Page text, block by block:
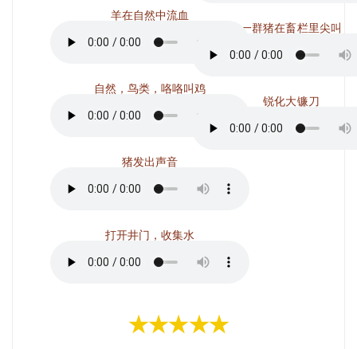
羊在自然中流血
自然，鸟类，咯咯叫鸡
猪发出声音
打开井门，收集水
一群猪在畜栏里尖叫
锐化大镰刀
★★★★★